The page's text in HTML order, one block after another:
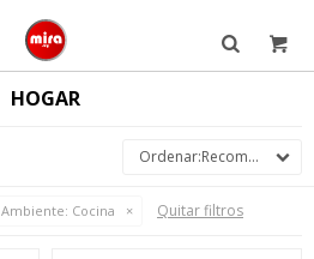
HOGAR
Recomendados
Ambiente: Cocina Quitar filtros